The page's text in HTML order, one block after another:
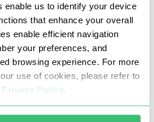
enable us to identify your device
that enhance your overall
enable efficient navigation
your preferences, and
browsing experience. For more
use of cookies, please refer to
Privacy Policy
zabraniają ataków DDoS i
oraz wszelkich innych
i niezgodnych z prawem.